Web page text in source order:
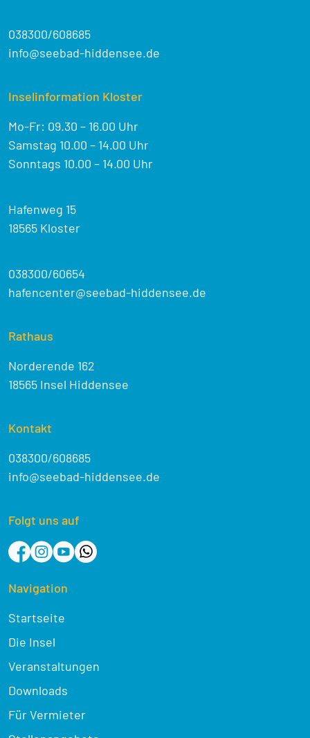
038300/608685
info@seebad-hiddensee.de
Inselinformation Kloster
Mo-Fr: 09.30 – 16.00 Uhr
Samstag 10.00 – 14.00 Uhr
Sonntags 10.00 – 14.00 Uhr
Hafenweg 15
18565 Kloster
038300/60654
hafencenter@seebad-hiddensee.de
Rathaus
Norderende 162
18565 Insel Hiddensee
Kontakt
038300/608685
info@seebad-hiddensee.de
Folgt uns auf
Navigation
Startseite
Die Insel
Veranstaltungen
Downloads
Für Vermieter